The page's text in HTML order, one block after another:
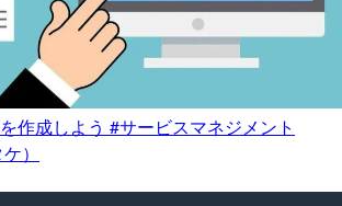
作成しよう #サービスマネジメント
）